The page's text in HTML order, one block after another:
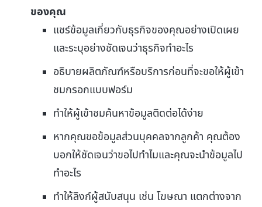
ของคุณ
แชร์ข้อมูลเกี่ยวกับธุรกิจของคุณอย่างเปิดเผย
และระบุอย่างชัดเจนว่าธุรกิจทำอะไร
อธิบายผลิตภัณฑ์หรือบริการก่อนที่จะขอให้ผู้เข้า
ชมกรอกแบบฟอร์ม
ทำให้ผู้เข้าชมค้นหาข้อมูลติดต่อได้ง่าย
หากคุณขอข้อมูลส่วนบุคคลจากลูกค้า คุณต้อง
บอกให้ชัดเจนว่าขอไปทำไมและคุณจะนำข้อมูลไป
ทำอะไร
ทำให้ลิงก์ผู้สนับสนุน เช่น โฆษณา แตกต่างจาก